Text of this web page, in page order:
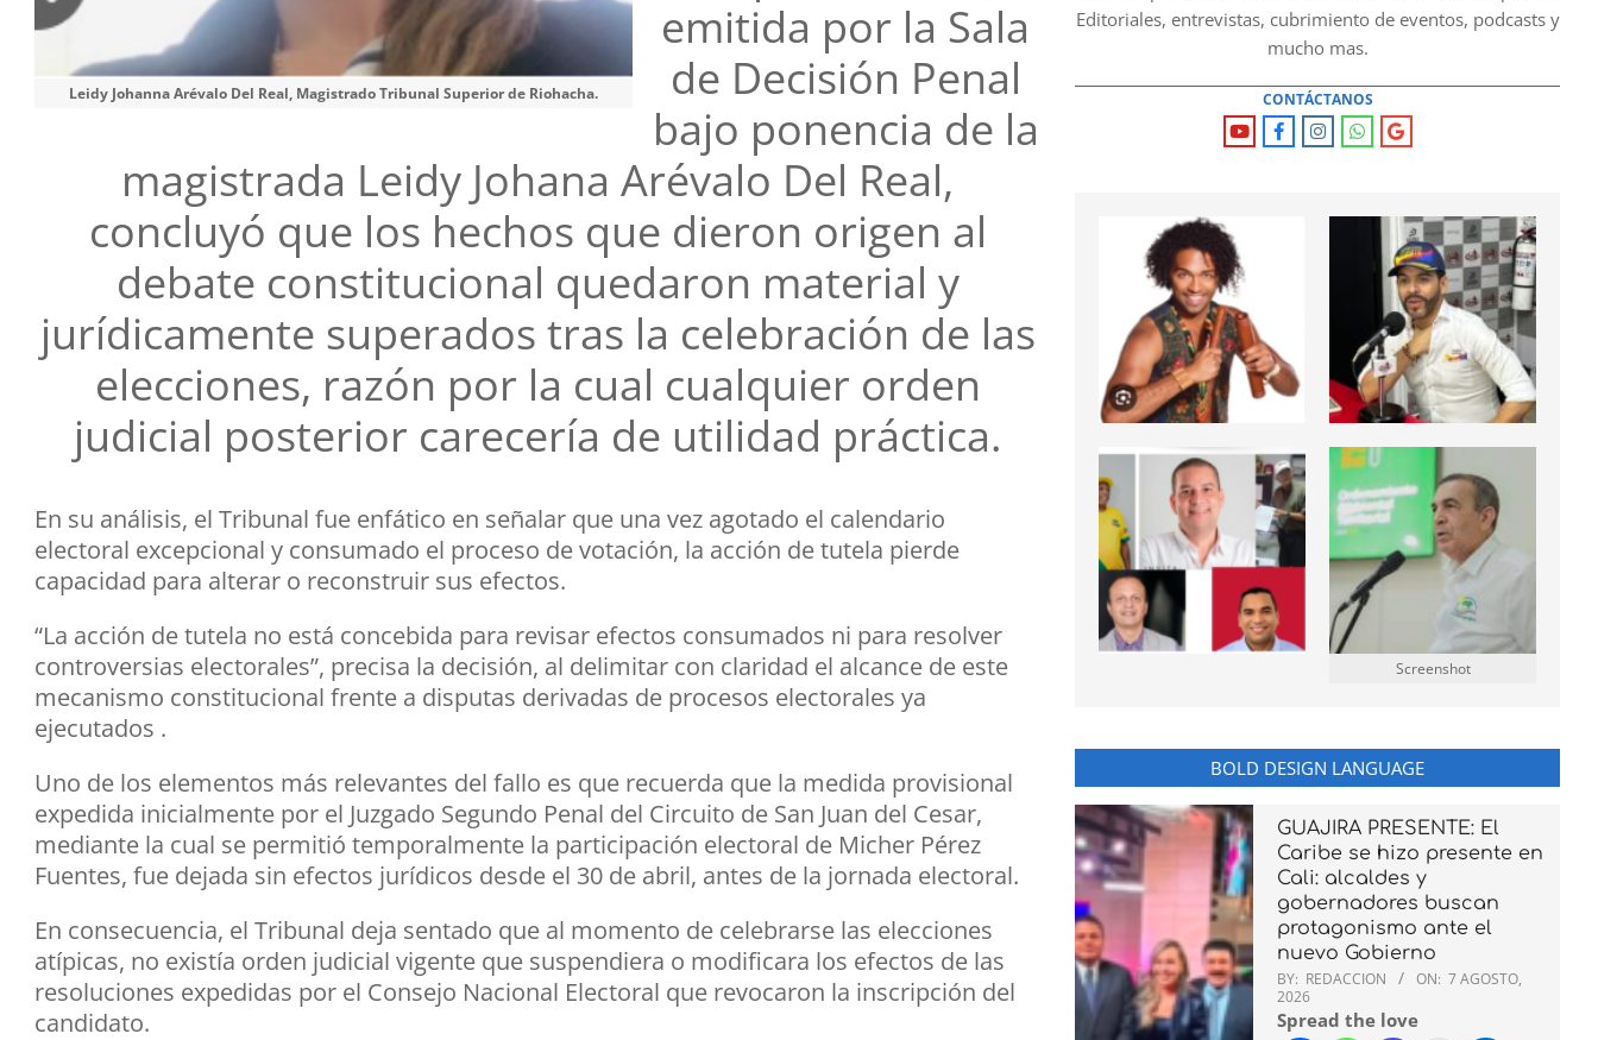
Leidy Johanna Arévalo Del Real, Magistrado Tribunal Superior de Riohacha.
emitida por la Sala
de Decisión Penal
bajo ponencia de la
magistrada Leidy Johana Arévalo Del Real,
concluyó que los hechos que dieron origen al
debate constitucional quedaron material y
jurídicamente superados tras la celebración de las
elecciones, razón por la cual cualquier orden
judicial posterior carecería de utilidad práctica.
En su análisis, el Tribunal fue enfático en señalar que una vez agotado el calendario
electoral excepcional y consumado el proceso de votación, la acción de tutela pierde
capacidad para alterar o reconstruir sus efectos.
“La acción de tutela no está concebida para revisar efectos consumados ni para resolver
controversias electorales”, precisa la decisión, al delimitar con claridad el alcance de este
mecanismo constitucional frente a disputas derivadas de procesos electorales ya
ejecutados .
Uno de los elementos más relevantes del fallo es que recuerda que la medida provisional
expedida inicialmente por el Juzgado Segundo Penal del Circuito de San Juan del Cesar,
mediante la cual se permitió temporalmente la participación electoral de Micher Pérez
Fuentes, fue dejada sin efectos jurídicos desde el 30 de abril, antes de la jornada electoral.
En consecuencia, el Tribunal deja sentado que al momento de celebrarse las elecciones
atípicas, no existía orden judicial vigente que suspendiera o modificara los efectos de las
resoluciones expedidas por el Consejo Nacional Electoral que revocaron la inscripción del
candidato.
Editoriales, entrevistas, cubrimiento de eventos, podcasts y
mucho mas.
CONTÁCTANOS
Screenshot
BOLD DESIGN LANGUAGE
GUAJIRA PRESENTE: El
Caribe se hizo presente en
Cali: alcaldes y
gobernadores buscan
protagonismo ante el
nuevo Gobierno
BY: REDACCION ON: 7 AGOSTO,
2026
Spread the love